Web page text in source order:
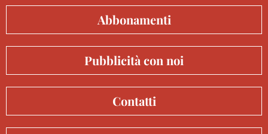
Abbonamenti
Pubblicità con noi
Contatti